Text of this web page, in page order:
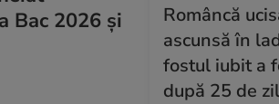
Bac 2026 și
Româncă
ascunsă în
fostul iubit a
după 25 de